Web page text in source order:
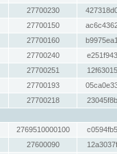
27700230
27700150
27700160
27700240
27700251
27700193
27700218
2769510000100
27600090